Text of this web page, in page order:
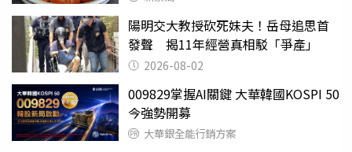
陽明交大教授砍死妹夫！岳母追思首
發聲 揭11年經營真相駁「爭產」
2026-08-02
009829掌握AI關鍵 大華韓國KOSPI 50
今強勢開募
大華銀全能行銷方案